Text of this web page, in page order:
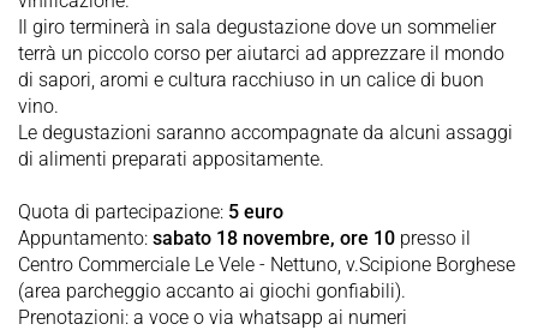
Il giro terminerà in sala degustazione dove un sommelier
terrà un piccolo corso per aiutarci ad apprezzare il mondo
di sapori, aromi e cultura racchiuso in un calice di buon
vino.
Le degustazioni saranno accompagnate da alcuni assaggi
di alimenti preparati appositamente.
Quota di partecipazione: 5 euro
Appuntamento: sabato 18 novembre, ore 10 presso il
Centro Commerciale Le Vele - Nettuno, v.Scipione Borghese
(area parcheggio accanto ai giochi gonfiabili).
Prenotazioni: a voce o via whatsapp ai numeri